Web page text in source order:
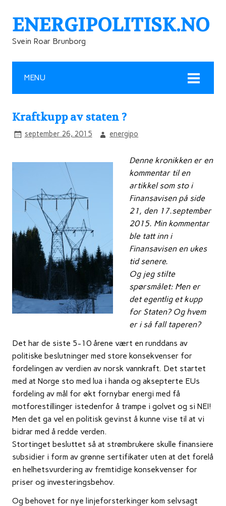
ENERGIPOLITISK.NO
Svein Roar Brunborg
MENU
Kraftkupp av staten ?
september 26, 2015 energipo
Denne kronikken er en
kommentar til en
artikkel som sto i
Finansavisen på side
21, den 17.september
2015. Min kommentar
ble tatt inn i
Finansavisen en ukes
tid senere.
Og jeg stilte
spørsmålet: Men er
det egentlig et kupp
for Staten? Og hvem
er i så fall taperen?
Det har de siste 5-10 årene vært en runddans av
politiske beslutninger med store konsekvenser for
fordelingen av verdien av norsk vannkraft. Det startet
med at Norge sto med lua i handa og aksepterte EUs
fordeling av mål for økt fornybar energi med få
motforestillinger istedenfor å trampe i golvet og si NEI!
Men det ga vel en politisk gevinst å kunne vise til at vi
bidrar med å redde verden.
Stortinget besluttet så at strømbrukere skulle finansiere
subsidier i form av grønne sertifikater uten at det forelå
en helhetsvurdering av fremtidige konsekvenser for
priser og investeringsbehov.
Og behovet for nye linjeforsterkinger kom selvsagt